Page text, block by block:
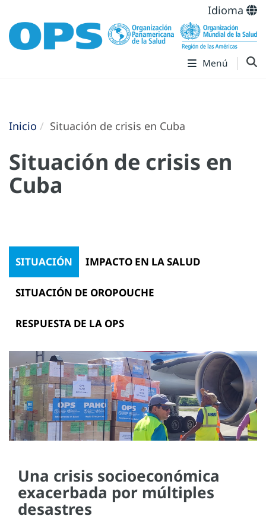
Idioma
Menú
Inicio Situación de crisis en Cuba
Situación de crisis en
Cuba
SITUACIÓN IMPACTO EN LA SALUD
SITUACIÓN DE OROPOUCHE
RESPUESTA DE LA OPS
Una crisis socioeconómica
exacerbada por múltiples
desastres